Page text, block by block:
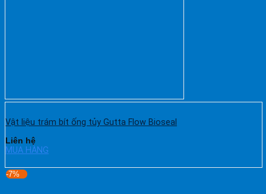
Vật liệu trám bít ống tủy Gutta Flow Bioseal
Liên hệ
MUA HÀNG
-7%